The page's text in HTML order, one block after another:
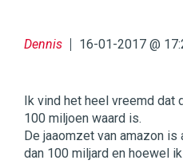
Dennis 16-01-2017 @
Ik vind het heel vreemd dat
100 miljoen waard is.
De jaaomzet van amazon
dan 100 miljard en hoewel